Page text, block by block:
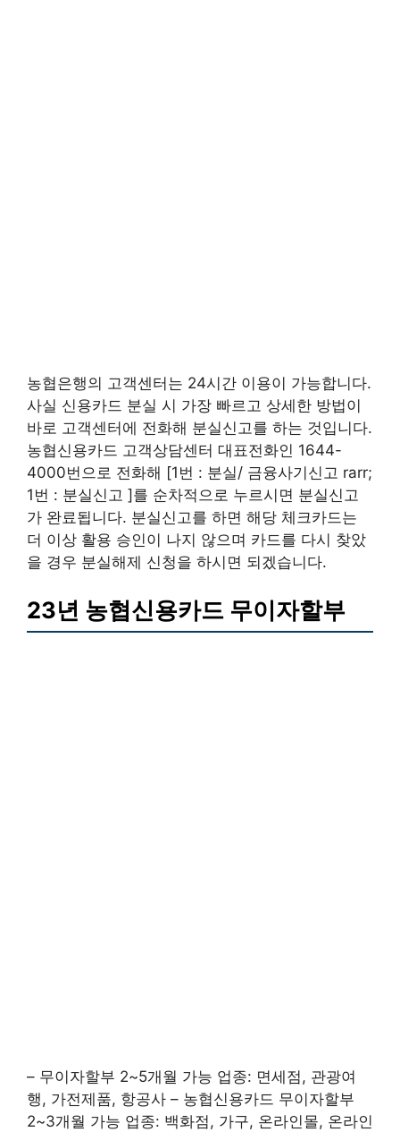
농협은행의 고객센터는 24시간 이용이 가능합니다.
사실 신용카드 분실 시 가장 빠르고 상세한 방법이
바로 고객센터에 전화해 분실신고를 하는 것입니다.
농협신용카드 고객상담센터 대표전화인 1644-
4000번으로 전화해 [1번 : 분실/ 금융사기신고 rarr;
1번 : 분실신고 ]를 순차적으로 누르시면 분실신고
가 완료됩니다. 분실신고를 하면 해당 체크카드는
더 이상 활용 승인이 나지 않으며 카드를 다시 찾았
을 경우 분실해제 신청을 하시면 되겠습니다.
23년 농협신용카드 무이자할부
– 무이자할부 2~5개월 가능 업종: 면세점, 관광여
행, 가전제품, 항공사 – 농협신용카드 무이자할부
2~3개월 가능 업종: 백화점, 가구, 온라인몰, 온라인